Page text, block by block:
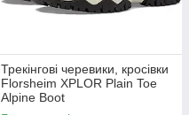
Трекінгові черевики, кросівки
Florsheim XPLOR Plain Toe
Alpine Boot